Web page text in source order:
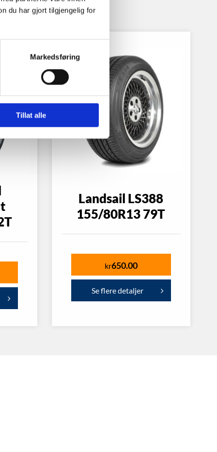
du har gjort tilgjengelig for
Markedsføring
Tillat alle
Landsail LS388
155/80R13 79T
kr650.00
Se flere detaljer